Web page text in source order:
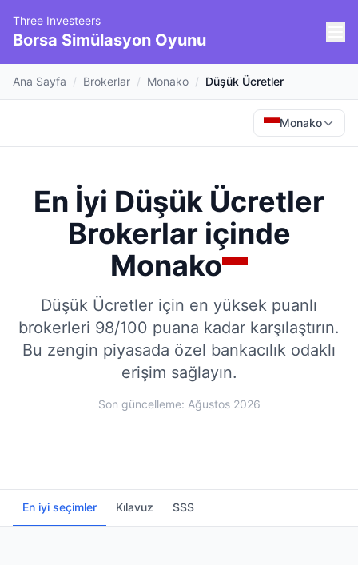
Three Investeers
Borsa Simülasyon Oyunu
Ana Sayfa / Brokerlar / Monako / Düşük Ücretler
Monako
En İyi Düşük Ücretler
Brokerlar içinde
Monako
Düşük Ücretler için en yüksek puanlı
brokerleri 98/100 puana kadar karşılaştırın.
Bu zengin piyasada özel bankacılık odaklı
erişim sağlayın.
Son güncelleme: Ağustos 2026
En iyi seçimler Kılavuz SSS